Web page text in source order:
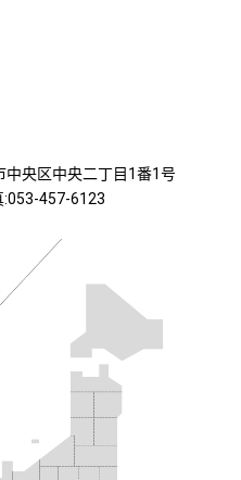
中央区中央二丁目1番1号
:053-457-6123